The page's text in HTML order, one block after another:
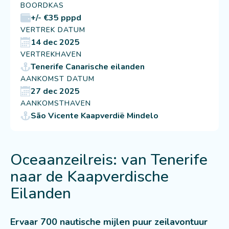
BOORDKAS
+/- €35 pppd
VERTREK DATUM
14 dec 2025
VERTREKHAVEN
Tenerife Canarische eilanden
AANKOMST DATUM
27 dec 2025
AANKOMSTHAVEN
São Vicente Kaapverdië Mindelo
Oceaanzeilreis: van Tenerife
naar de Kaapverdische
Eilanden
Ervaar 700 nautische mijlen puur zeilavontuur